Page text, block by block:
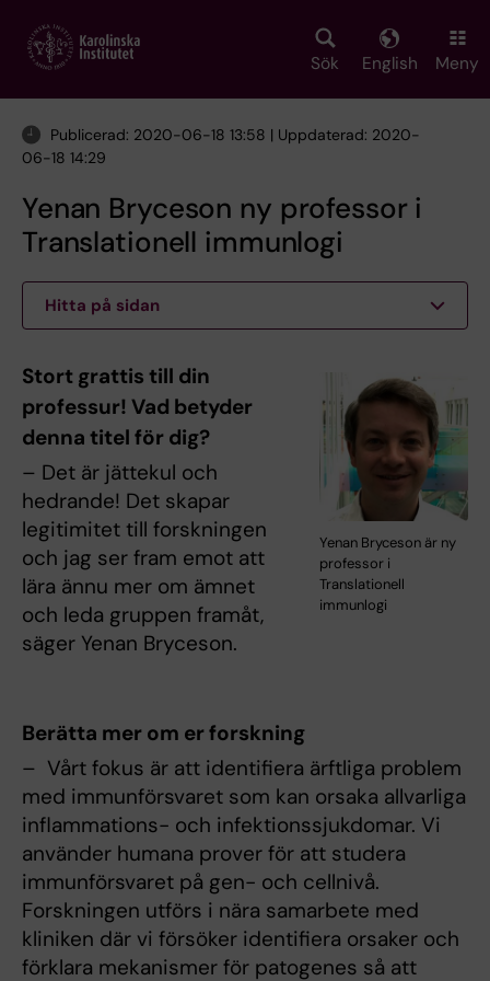
main
Sök English Meny
Publicerad: 2020-06-18 13:58 | Uppdaterad: 2020-
06-18 14:29
Yenan Bryceson ny professor i
Translationell immunlogi
Hitta på sidan
Yenan Bryceson är ny
professor i
Translationell
immunlogi
Stort grattis till din
professur! Vad betyder
denna titel för dig?
– Det är jättekul och
hedrande! Det skapar
legitimitet till forskningen
och jag ser fram emot att
lära ännu mer om ämnet
och leda gruppen framåt,
säger Yenan Bryceson.
Berätta mer om er forskning
– Vårt fokus är att identifiera ärftliga problem
med immunförsvaret som kan orsaka allvarliga
inflammations- och infektionssjukdomar. Vi
använder humana prover för att studera
immunförsvaret på gen- och cellnivå.
Forskningen utförs i nära samarbete med
kliniken där vi försöker identifiera orsaker och
förklara mekanismer för patogenes så att